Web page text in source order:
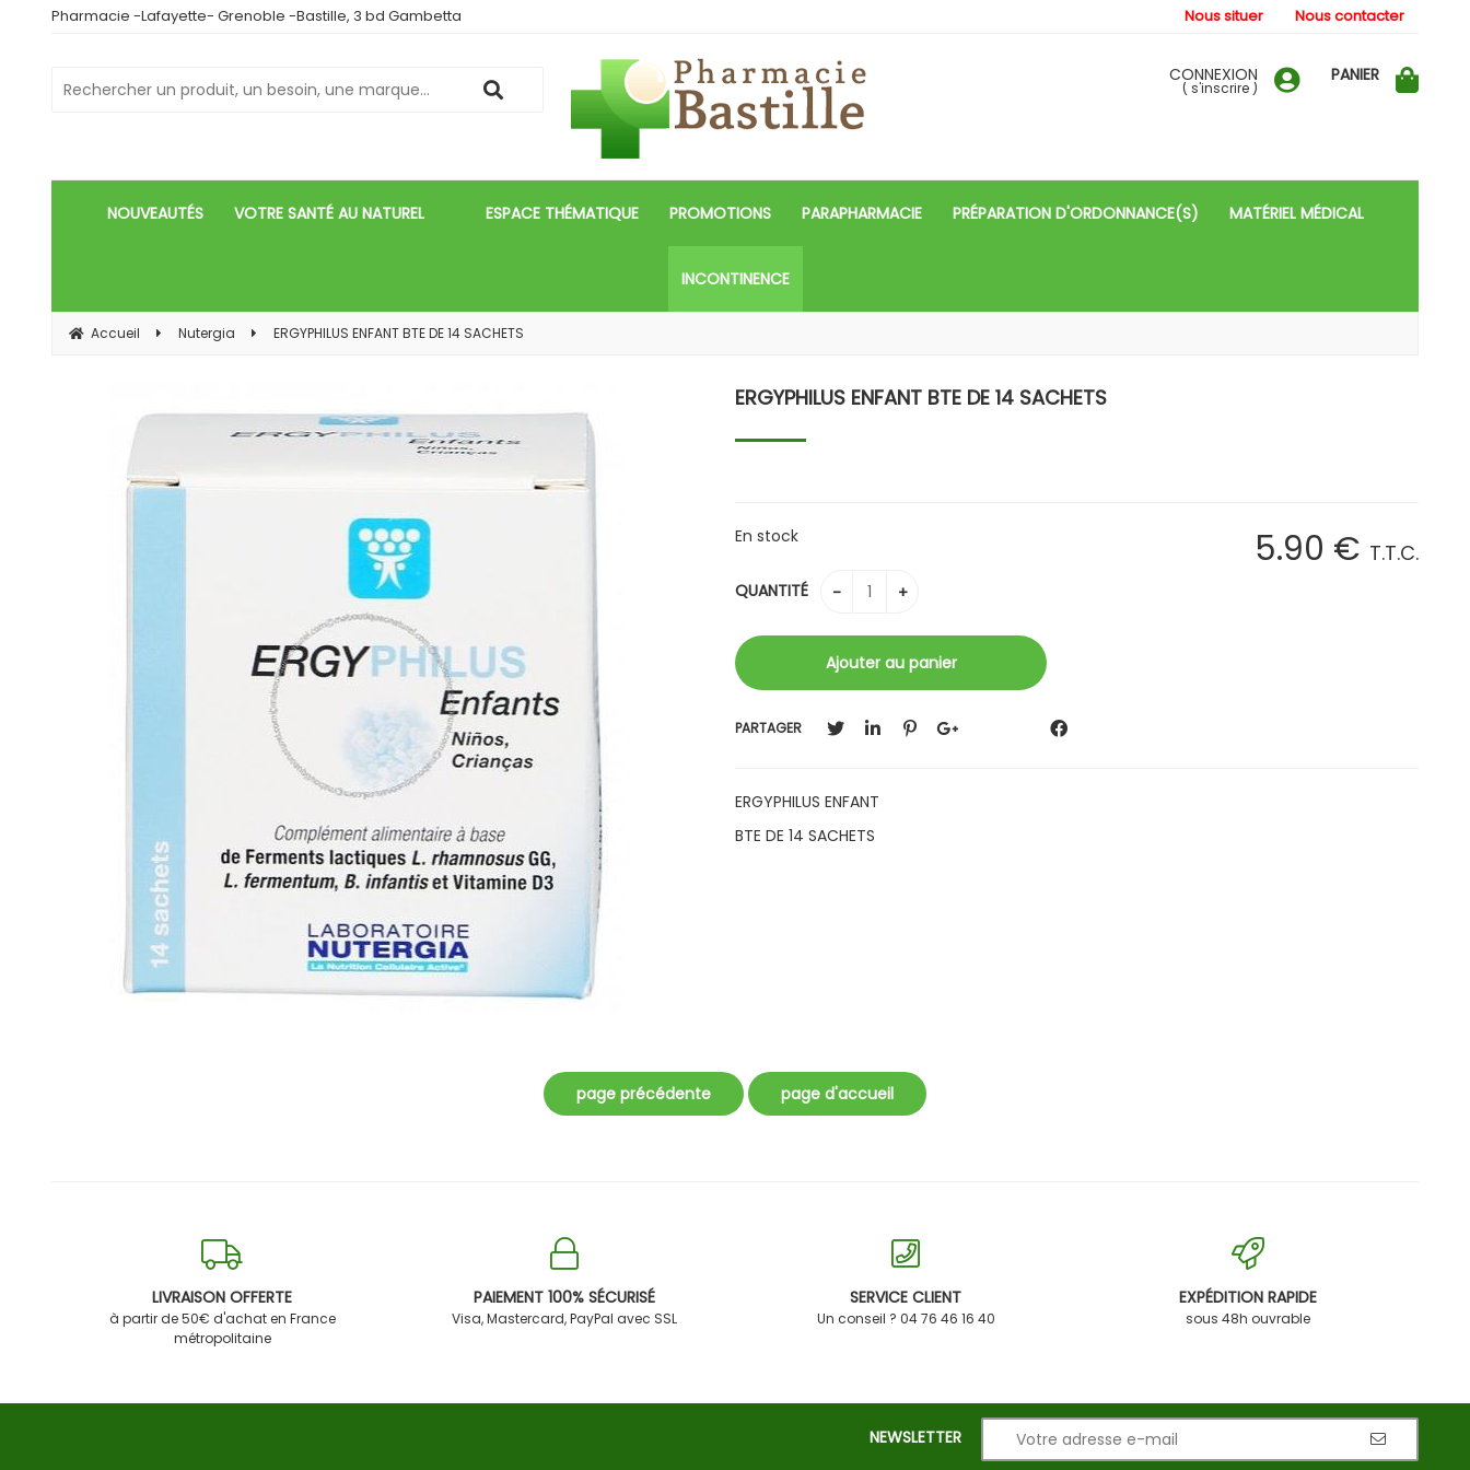
Pharmacie -Lafayette- Grenoble -Bastille, 3 bd Gambetta
CONNEXION
( s'inscrire )
PANIER
NOUVEAUTÉS VOTRE SANTÉ AU NATUREL ESPACE THÉMATIQUE PROMOTIONS PARAPHARMACIE PRÉPARATION D'ORDONNANCE(S) MATÉRIEL MÉDICAL
INCONTINENCE
Accueil Nutergia ERGYPHILUS ENFANT BTE DE 14 SACHETS
ERGYPHILUS ENFANT BTE DE 14 SACHETS
5.90 € T.T.C.
En stock
QUANTITÉ
PARTAGER
ERGYPHILUS ENFANT
BTE DE 14 SACHETS
Nous situer Nous contacter
LIVRAISON OFFERTE
à partir de 50€ d'achat en France
métropolitaine
PAIEMENT 100% SÉCURISÉ
Visa, Mastercard, PayPal avec SSL
SERVICE CLIENT
Un conseil ? 04 76 46 16 40
EXPÉDITION RAPIDE
sous 48h ouvrable
NEWSLETTER